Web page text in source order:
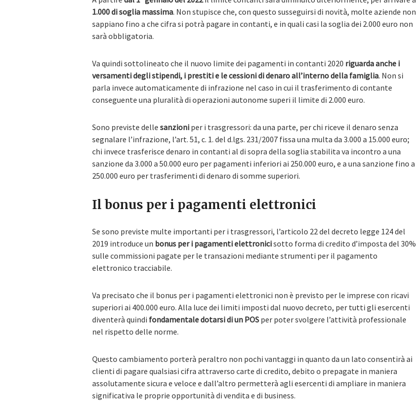
1.000 di soglia massima. Non stupisce che, con questo susseguirsi di novità, molte aziende non
sappiano fino a che cifra si potrà pagare in contanti, e in quali casi la soglia dei 2.000 euro non
sarà obbligatoria.
Va quindi sottolineato che il nuovo limite dei pagamenti in contanti 2020 riguarda anche i
versamenti degli stipendi, i prestiti e le cessioni di denaro all’interno della famiglia. Non si
parla invece automaticamente di infrazione nel caso in cui il trasferimento di contante
conseguente una pluralità di operazioni autonome superi il limite di 2.000 euro.
Sono previste delle sanzioni per i trasgressori: da una parte, per chi riceve il denaro senza
segnalare l’infrazione, l’art. 51, c. 1. del d.lgs. 231/2007 fissa una multa da 3.000 a 15.000 euro;
chi invece trasferisce denaro in contanti al di sopra della soglia stabilita va incontro a una
sanzione da 3.000 a 50.000 euro per pagamenti inferiori ai 250.000 euro, e a una sanzione fino a
250.000 euro per trasferimenti di denaro di somme superiori.
Il bonus per i pagamenti elettronici
Se sono previste multe importanti per i trasgressori, l’articolo 22 del decreto legge 124 del
2019 introduce un bonus per i pagamenti elettronicisotto forma di credito d’imposta del 30%
sulle commissioni pagate per le transazioni mediante strumenti per il pagamento
elettronico tracciabile.
Va precisato che il bonus per i pagamenti elettronici non è previsto per le imprese con ricavi
superiori ai 400.000 euro. Alla luce dei limiti imposti dal nuovo decreto, per tutti gli esercenti
diventerà quindi fondamentale dotarsi di un POS per poter svolgere l’attività professionale
nel rispetto delle norme.
Questo cambiamento porterà peraltro non pochi vantaggi in quanto da un lato consentirà ai
clienti di pagare qualsiasi cifra attraverso carte di credito, debito o prepagate in maniera
assolutamente sicura e veloce e dall’altro permetterà agli esercenti di ampliare in maniera
significativa le proprie opportunità di vendita e di business.